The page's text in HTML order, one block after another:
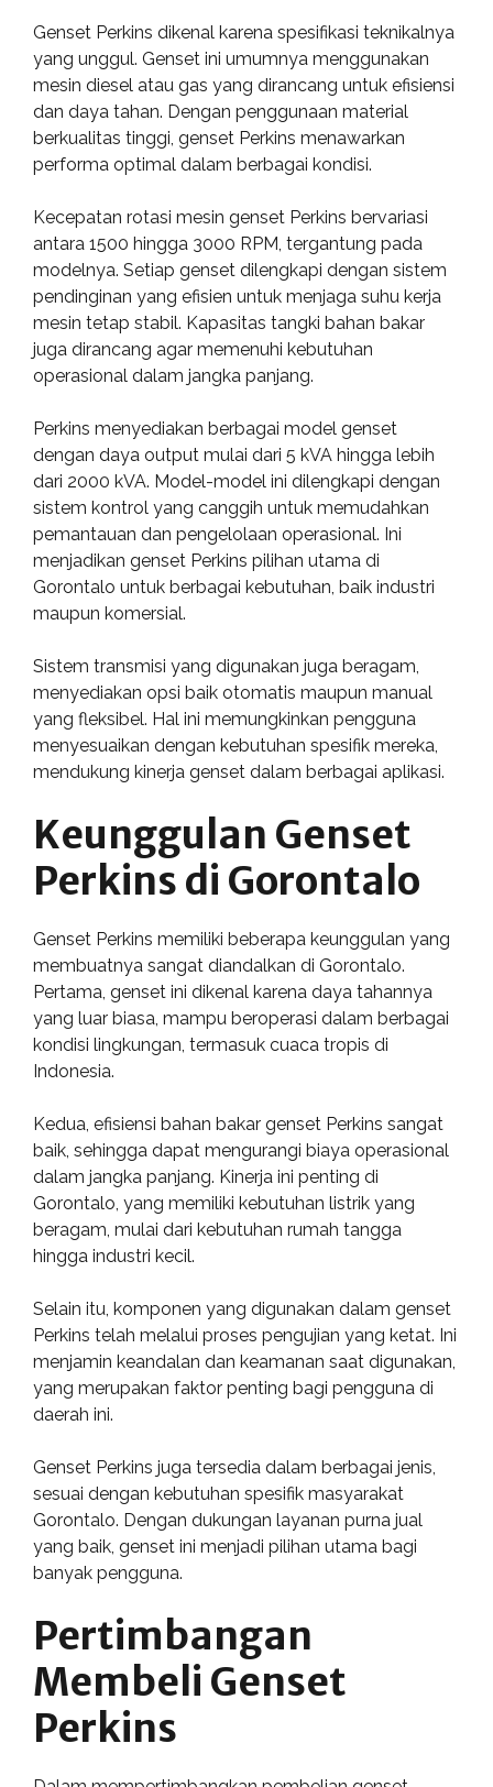
Genset Perkins dikenal karena spesifikasi teknikalnya
yang unggul. Genset ini umumnya menggunakan
mesin diesel atau gas yang dirancang untuk efisiensi
dan daya tahan. Dengan penggunaan material
berkualitas tinggi, genset Perkins menawarkan
performa optimal dalam berbagai kondisi.
Kecepatan rotasi mesin genset Perkins bervariasi
antara 1500 hingga 3000 RPM, tergantung pada
modelnya. Setiap genset dilengkapi dengan sistem
pendinginan yang efisien untuk menjaga suhu kerja
mesin tetap stabil. Kapasitas tangki bahan bakar
juga dirancang agar memenuhi kebutuhan
operasional dalam jangka panjang.
Perkins menyediakan berbagai model genset
dengan daya output mulai dari 5 kVA hingga lebih
dari 2000 kVA. Model-model ini dilengkapi dengan
sistem kontrol yang canggih untuk memudahkan
pemantauan dan pengelolaan operasional. Ini
menjadikan genset Perkins pilihan utama di
Gorontalo untuk berbagai kebutuhan, baik industri
maupun komersial.
Sistem transmisi yang digunakan juga beragam,
menyediakan opsi baik otomatis maupun manual
yang fleksibel. Hal ini memungkinkan pengguna
menyesuaikan dengan kebutuhan spesifik mereka,
mendukung kinerja genset dalam berbagai aplikasi.
Keunggulan Genset
Perkins di Gorontalo
Genset Perkins memiliki beberapa keunggulan yang
membuatnya sangat diandalkan di Gorontalo.
Pertama, genset ini dikenal karena daya tahannya
yang luar biasa, mampu beroperasi dalam berbagai
kondisi lingkungan, termasuk cuaca tropis di
Indonesia.
Kedua, efisiensi bahan bakar genset Perkins sangat
baik, sehingga dapat mengurangi biaya operasional
dalam jangka panjang. Kinerja ini penting di
Gorontalo, yang memiliki kebutuhan listrik yang
beragam, mulai dari kebutuhan rumah tangga
hingga industri kecil.
Selain itu, komponen yang digunakan dalam genset
Perkins telah melalui proses pengujian yang ketat. Ini
menjamin keandalan dan keamanan saat digunakan,
yang merupakan faktor penting bagi pengguna di
daerah ini.
Genset Perkins juga tersedia dalam berbagai jenis,
sesuai dengan kebutuhan spesifik masyarakat
Gorontalo. Dengan dukungan layanan purna jual
yang baik, genset ini menjadi pilihan utama bagi
banyak pengguna.
Pertimbangan
Membeli Genset
Perkins